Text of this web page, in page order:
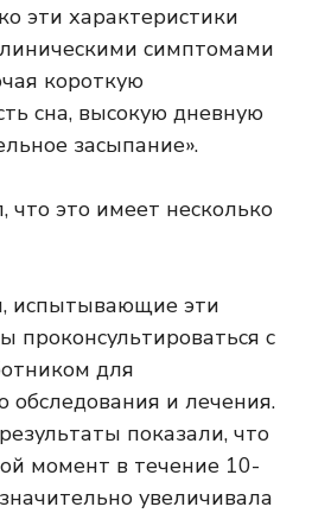
эти характеристики
симптомами
короткую
сна, высокую дневную
засыпание».
что это имеет несколько
испытывающие эти
с
для
обследования и лечения.
показали, что
момент в течение 10-
увеличивала